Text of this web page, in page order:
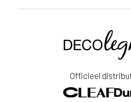
Officieel